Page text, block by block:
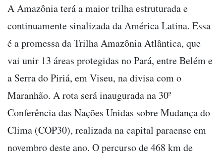
A Amazônia terá a maior trilha estruturada e
continuamente sinalizada da América Latina. Essa
é a promessa da Trilha Amazônia Atlântica, que
vai unir 13 áreas protegidas no Pará, entre Belém e
a Serra do Piriá, em Viseu, na divisa com o
Maranhão. A rota será inaugurada na 30ª
Conferência das Nações Unidas sobre Mudança do
Clima (COP30), realizada na capital paraense em
novembro deste ano. O percurso de 468 km de